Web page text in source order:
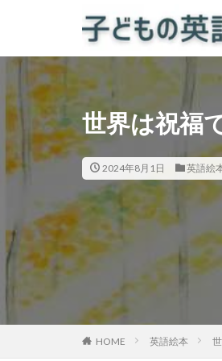
世界は祝福
2024年8月1日 英語絵
HOME 英語絵本